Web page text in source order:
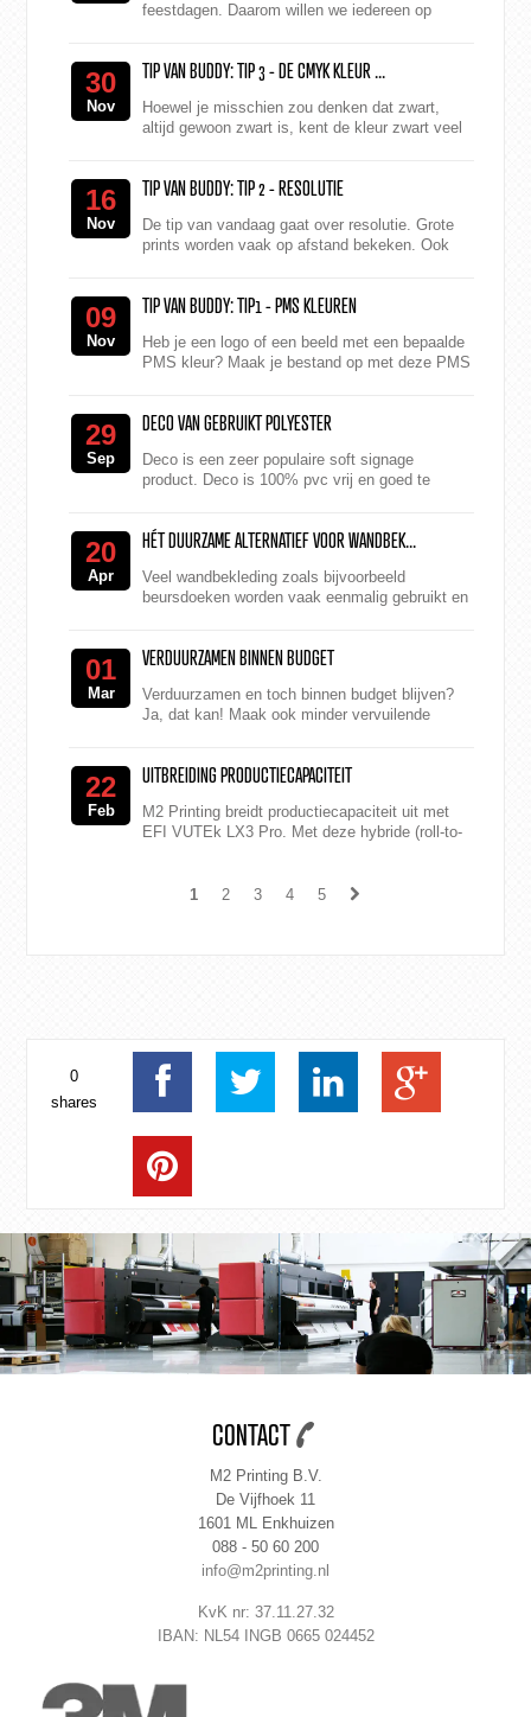
feestdagen. Daarom willen we iedereen op
30
Nov
TIP VAN BUDDY: TIP 3 - DE CMYK KLEUR ...
Hoewel je misschien zou denken dat zwart,
altijd gewoon zwart is, kent de kleur zwart veel
16
Nov
TIP VAN BUDDY: TIP 2 - RESOLUTIE
De tip van vandaag gaat over resolutie. Grote
prints worden vaak op afstand bekeken. Ook
09
Nov
TIP VAN BUDDY: TIP1 - PMS KLEUREN
Heb je een logo of een beeld met een bepaalde
PMS kleur? Maak je bestand op met deze PMS
29
Sep
DECO VAN GEBRUIKT POLYESTER
Deco is een zeer populaire soft signage
product. Deco is 100% pvc vrij en goed te
20
Apr
HÉT DUURZAME ALTERNATIEF VOOR WANDBEK...
Veel wandbekleding zoals bijvoorbeeld
beursdoeken worden vaak eenmalig gebruikt en
01
Mar
VERDUURZAMEN BINNEN BUDGET
Verduurzamen en toch binnen budget blijven?
Ja, dat kan! Maak ook minder vervuilende
22
Feb
UITBREIDING PRODUCTIECAPACITEIT
M2 Printing breidt productiecapaciteit uit met
EFI VUTEk LX3 Pro. Met deze hybride (roll-to-
1
2 3 4 5
0
shares
CONTACT
M2 Printing B.V.
De Vijfhoek 11
1601 ML Enkhuizen
088 - 50 60 200
info@m2printing.nl
KvK nr: 37.11.27.32
IBAN: NL54 INGB 0665 024452